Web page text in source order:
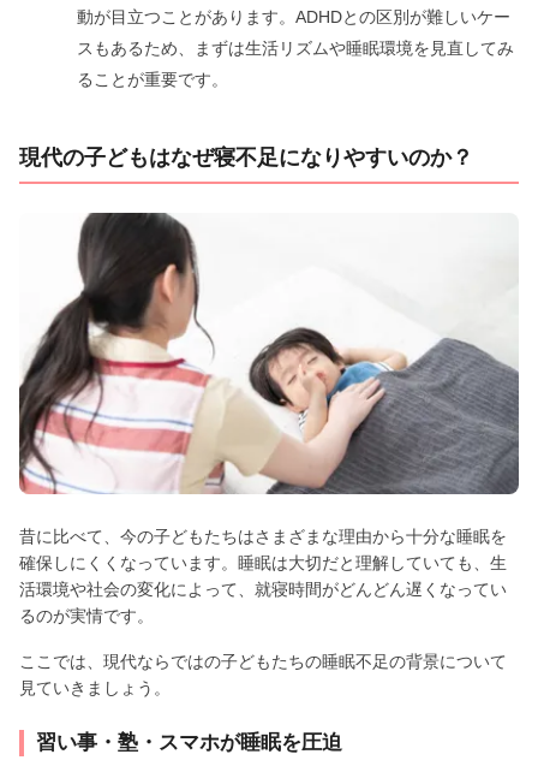
動が目立つことがあります。ADHDとの区別が難しいケー
スもあるため、まずは生活リズムや睡眠環境を見直してみ
ることが重要です。
現代の子どもはなぜ寝不足になりやすいのか？
昔に比べて、今の子どもたちはさまざまな理由から十分な睡眠を
確保しにくくなっています。睡眠は大切だと理解していても、生
活環境や社会の変化によって、就寝時間がどんどん遅くなってい
るのが実情です。
ここでは、現代ならではの子どもたちの睡眠不足の背景について
見ていきましょう。
習い事・塾・スマホが睡眠を圧迫